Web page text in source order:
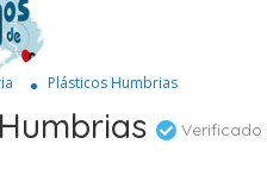
Plásticos Humbrias
Verificado